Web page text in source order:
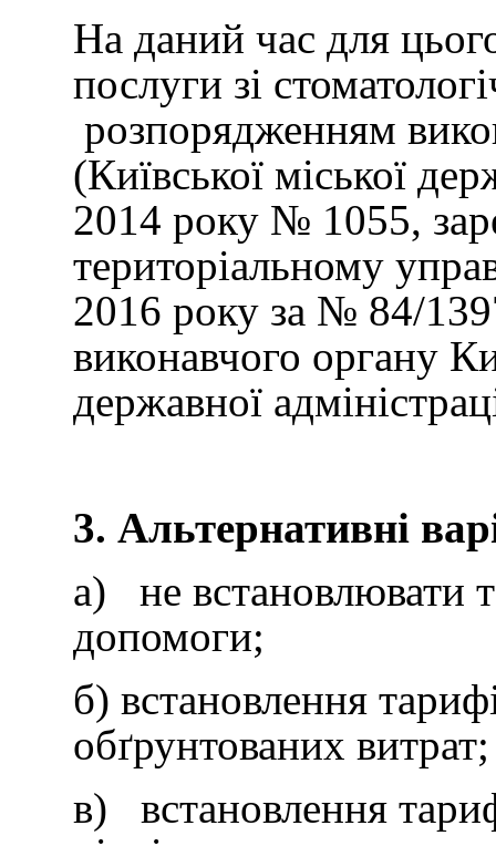
На даний час для
послуги зі
розпорядженням
(Київської міської
2014 року № 1055,
територіальному
2016 року за № 84/
виконавчого органу
державної
3. Альтернативні
а) не встановлювати
допомоги;
б) встановлення
обґрунтованих витрат;
в) встановлення